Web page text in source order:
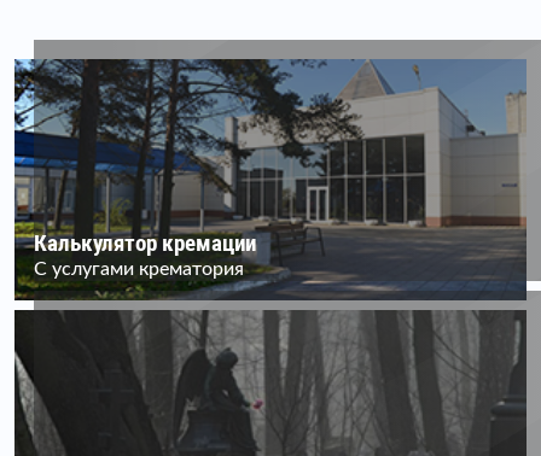
Калькулятор кремации
С услугами крематория